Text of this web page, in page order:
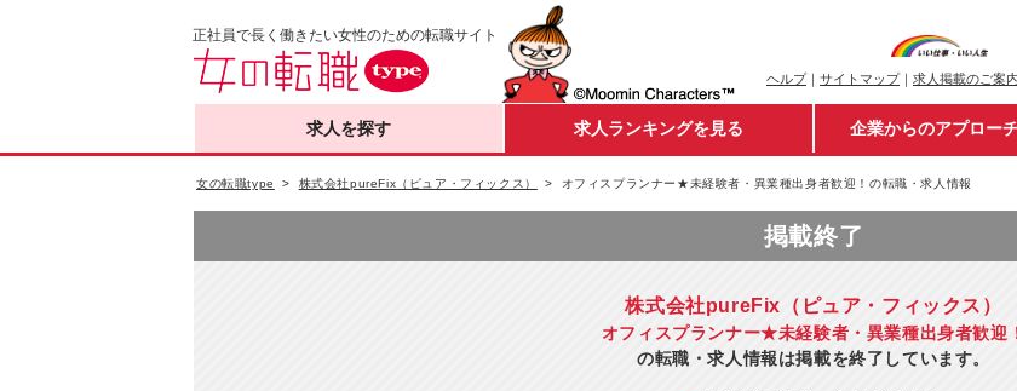
正社員で長く働きたい女性のための転職サイト
ヘルプ｜ サイトマップ｜ 求人掲載のご案
求人を探す 求人ランキングを見る 企業からのアプロー
女の転職type 株式会社pureFix（ピュア・フィックス） オフィスプランナー★未経験者・異業種出身者歓迎！の転職・求人情報
掲載終了
株式会社pureFix（ピュア・フィックス）
オフィスプランナー★未経験者・異業種出身者歓迎
の転職・求人情報は掲載を終了しています。